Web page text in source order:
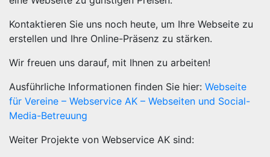
Kontaktieren Sie uns noch heute, um Ihre Webseite zu
erstellen und Ihre Online-Präsenz zu stärken.
Wir freuen uns darauf, mit Ihnen zu arbeiten!
Ausführliche Informationen finden Sie hier: Webseite
für Vereine – Webservice AK – Webseiten und Social-
Media-Betreuung
Weiter Projekte von Webservice AK sind: